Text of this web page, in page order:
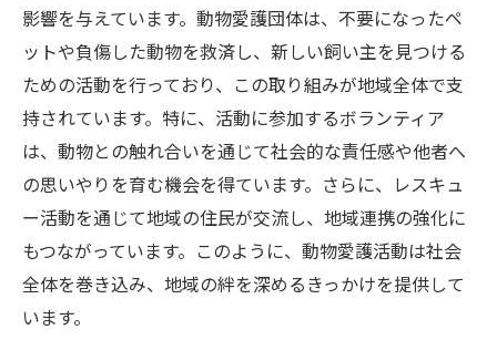
影響を与えています。動物愛護団体は、不要になったペ
ットや負傷した動物を救済し、新しい飼い主を見つける
ための活動を行っており、この取り組みが地域全体で支
持されています。特に、活動に参加するボランティア
は、動物との触れ合いを通じて社会的な責任感や他者へ
の思いやりを育む機会を得ています。さらに、レスキュ
ー活動を通じて地域の住民が交流し、地域連携の強化に
もつながっています。このように、動物愛護活動は社会
全体を巻き込み、地域の絆を深めるきっかけを提供して
います。